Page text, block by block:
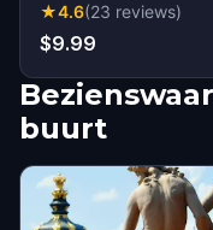
★4.6(23 reviews)
$9.99
buurt